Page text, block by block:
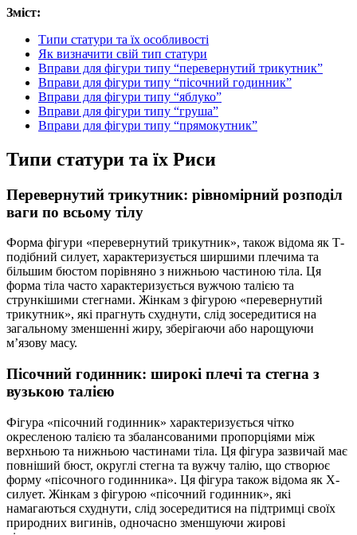
Зміст:
Типи статури та їх особливості
Як визначити свій тип статури
Вправи для фігури типу “перевернутий трикутник”
Вправи для фігури типу “пісочний годинник”
Вправи для фігури типу “яблуко”
Вправи для фігури типу “груша”
Вправи для фігури типу “прямокутник”
Типи статури та їх Риси
Перевернутий трикутник: рівномірний розподіл
ваги по всьому тілу
Форма фігури «перевернутий трикутник», також відома як Т-
подібний силует, характеризується ширшими плечима та
більшим бюстом порівняно з нижньою частиною тіла. Ця
форма тіла часто характеризується вужчою талією та
стрункішими стегнами. Жінкам з фігурою «перевернутий
трикутник», які прагнуть схуднути, слід зосередитися на
загальному зменшенні жиру, зберігаючи або нарощуючи
м’язову масу.
Пісочний годинник: широкі плечі та стегна з
вузькою талією
Фігура «пісочний годинник» характеризується чітко
окресленою талією та збалансованими пропорціями між
верхньою та нижньою частинами тіла. Ця фігура зазвичай має
повніший бюст, округлі стегна та вужчу талію, що створює
форму «пісочного годинника». Ця фігура також відома як X-
силует. Жінкам з фігурою «пісочний годинник», які
намагаються схуднути, слід зосередитися на підтримці своїх
природних вигинів, одночасно зменшуючи жирові